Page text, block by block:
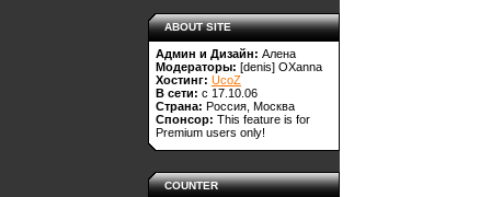
ABOUT SITE
Админ и Дизайн: Алена
Модераторы: [denis] OXanna
Хостинг: UcoZ
В сети: с 17.10.06
Страна: Россия, Москва
Спонсор: This feature is for
Premium users only!
COUNTER